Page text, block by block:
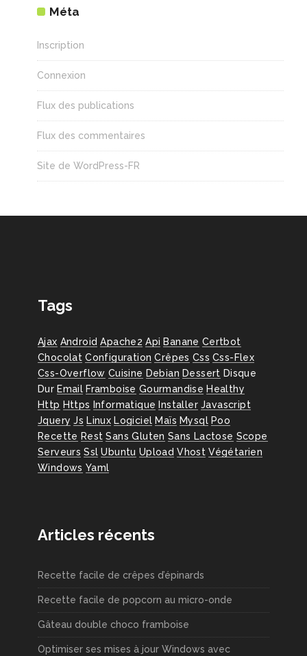
Méta
Inscription
Connexion
Flux des publications
Flux des commentaires
Site de WordPress-FR
Tags
Ajax Android Apache2 Api Banane Certbot
Chocolat Configuration Crêpes Css Css-Flex
Css-Overflow Cuisine Debian Dessert Disque
Dur Email Framboise Gourmandise Healthy
Http Https Informatique Installer Javascript
Jquery Js Linux Logiciel Maïs Mysql Poo
Recette Rest Sans Gluten Sans Lactose Scope
Serveurs Ssl Ubuntu Upload Vhost Végétarien
Windows Yaml
Articles récents
Recette facile de crêpes d’épinards
Recette facile de popcorn au micro-onde
Gâteau double choco framboise
Optimiser ses mises à jour Windows avec